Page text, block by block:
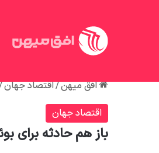
افق میهن/اقتصاد جهان
اقتصاد جهان
باز هم حادثه برای بوئینگ 38 مصدوم